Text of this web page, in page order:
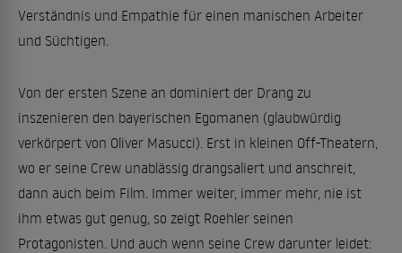
Verständnis und Empathie für einen manischen Arbeiter
und Süchtigen.
Von der ersten Szene an dominiert der Drang zu
inszenieren den bayerischen Egomanen (glaubwürdig
verkörpert von Oliver Masucci). Erst in kleinen Off-Theatern,
wo er seine Crew unablässig drangsaliert und anschreit,
dann auch beim Film. Immer weiter, immer mehr, nie ist
ihm etwas gut genug, so zeigt Roehler seinen
Protagonisten. Und auch wenn seine Crew darunter leidet: